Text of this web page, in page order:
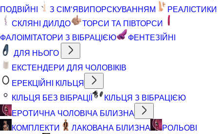
ПОДВІЙНІ
З СІМ'ЯВИПОРСКУВАННЯМ
РЕАЛІСТИКИ
СКЛЯНІ ДИЛДО
ТОРСИ ТА ПІВТОРСИ
ФАЛОІМІТАТОРИ З ВІБРАЦІЄЮ
ФЕНТЕЗІЙНІ
ДЛЯ НЬОГО
ЕКСТЕНДЕРИ ДЛЯ ЧОЛОВІКІВ
ЕРЕКЦІЙНІ КІЛЬЦЯ
КІЛЬЦЯ БЕЗ ВІБРАЦІЇ
КІЛЬЦЯ З ВІБРАЦІЄЮ
ЕРОТИЧНА ЧОЛОВІЧА БІЛИЗНА
КОМПЛЕКТИ
ЛАКОВАНА БІЛИЗНА
РОЛЬОВІ